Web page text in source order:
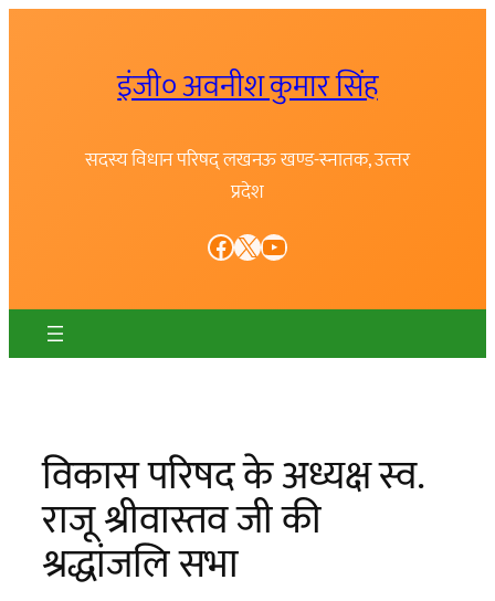
इंजी० अवनीश कुमार सिंह
सदस्य विधान परिषद् लखनऊ खण्ड-स्नातक, उत्त्तर
प्रदेश
Facebook X YouTube
विकास परिषद के अध्यक्ष स्व.
राजू श्रीवास्तव जी की
श्रद्धांजलि सभा